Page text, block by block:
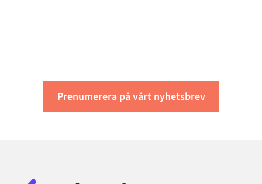
Prenumerera på vårt nyhetsbrev